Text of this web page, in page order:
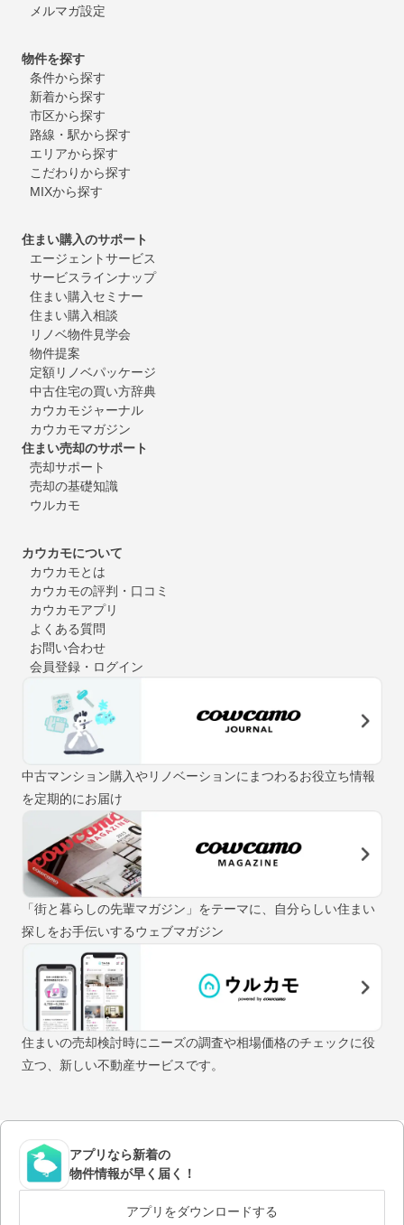
メルマガ設定
物件を探す
条件から探す
新着から探す
市区から探す
路線・駅から探す
エリアから探す
こだわりから探す
MIXから探す
住まい購入のサポート
エージェントサービス
サービスラインナップ
住まい購入セミナー
住まい購入相談
リノベ物件見学会
物件提案
定額リノベパッケージ
中古住宅の買い方辞典
カウカモジャーナル
カウカモマガジン
住まい売却のサポート
売却サポート
売却の基礎知識
ウルカモ
カウカモについて
カウカモとは
カウカモの評判・口コミ
カウカモアプリ
よくある質問
お問い合わせ
会員登録・ログイン
中古マンション購入やリノベーションにまつわるお役立ち情報
を定期的にお届け
「街と暮らしの先輩マガジン」をテーマに、自分らしい住まい
探しをお手伝いするウェブマガジン
住まいの売却検討時にニーズの調査や相場価格のチェックに役
立つ、新しい不動産サービスです。
アプリなら新着の
物件情報が早く届く！
アプリをダウンロードする